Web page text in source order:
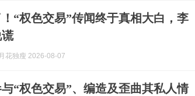
“权色交易”传闻终于真相大白，李
花独瘦 2026-08-07
“权色交易”、编造及歪曲其私人情